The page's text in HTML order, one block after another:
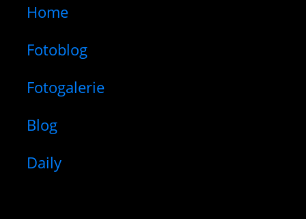
Home
Fotoblog
Fotogalerie
Blog
Daily